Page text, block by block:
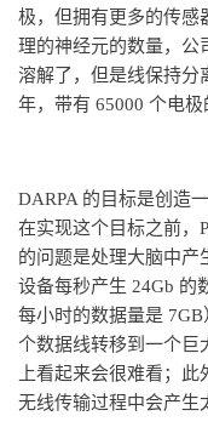
极，但拥有更多的传感
理的神经元的数量，公
溶解了，但是线保持分
年，带有 65000 个电极
DARPA 的目标是创造
在实现这个目标之前，
的问题是处理大脑中产
设备每秒产生 24Gb 的
每小时的数据量是
个数据线转移到一个巨
上看起来会很难看；
无线传输过程中会产生